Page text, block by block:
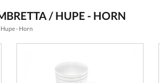
/ HUPE - HORN
- Horn